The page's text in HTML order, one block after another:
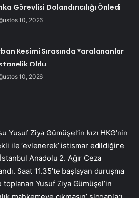
Görevlisi Dolandırıcılığı Önledi
10, 2026
Kesimi Sırasında Yaralananlar
Oldu
10, 2026
Yusuf Ziya Gümüşel’in kızı HKG’nin
ile ‘evlenerek’ istismar edildiğine
Anadolu 2. Ağır Ceza
Saat 11.35’te başlayan duruşma
Yusuf Ziya Gümüşel’in
mahkemeye çıkmasın’ sloganları